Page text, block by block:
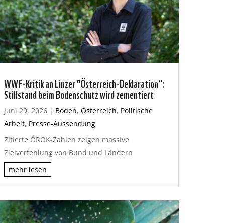
WWF-Kritik an Linzer “Österreich-Deklaration”:
Stillstand beim Bodenschutz wird zementiert
Juni 29, 2026| Boden, Österreich, Politische
Arbeit, Presse-Aussendung
Zitierte ÖROK-Zahlen zeigen massive
Zielverfehlung von Bund und Ländern
mehr lesen